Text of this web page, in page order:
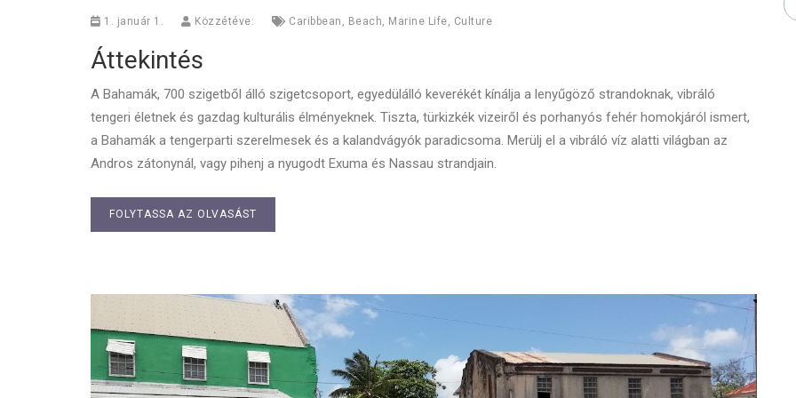
1. január 1. Közzétéve: Caribbean Beach Marine Life Culture
Áttekintés
A Bahamák, 700 szigetből álló szigetcsoport, egyedülálló keverékét kínálja a lenyűgöző strandoknak, vibráló
tengeri életnek és gazdag kulturális élményeknek. Tiszta, türkizkék vizeiről és porhanyós fehér homokjáról ismert,
a Bahamák a tengerparti szerelmesek és a kalandvágyók paradicsoma. Merülj el a vibráló víz alatti világban az
Andros zátonynál, vagy pihenj a nyugodt Exuma és Nassau strandjain.
FOLYTASSA AZ OLVASÁST